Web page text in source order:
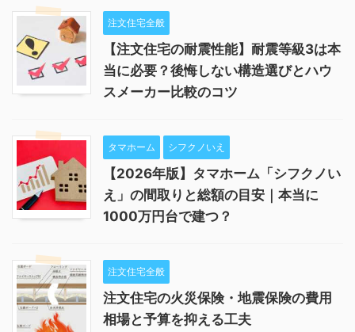
注文住宅全般
【注文住宅の耐震性能】耐震等級3は本
当に必要？後悔しない構造選びとハウ
スメーカー比較のコツ
タマホーム シフクノいえ
【2026年版】タマホーム「シフクノい
え」の間取りと総額の目安｜本当に
1000万円台で建つ？
注文住宅全般
注文住宅の火災保険・地震保険の費用
相場と予算を抑える工夫